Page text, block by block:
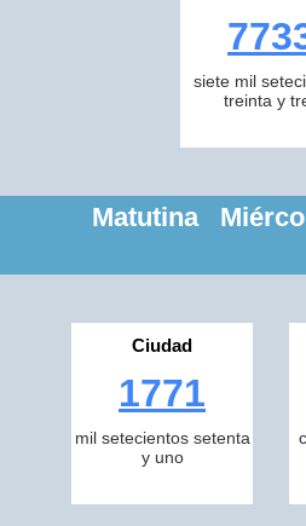
siete mil
treinta y
Matutina
Ciudad
1771
mil setecientos setenta
y uno